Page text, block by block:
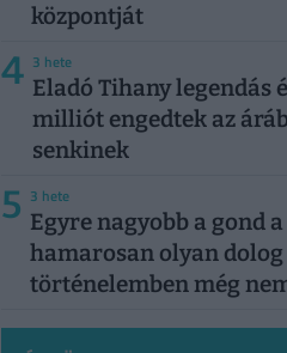
központját
4 3 hete
Eladó Tihany legendás
milliót engedtek az
senkinek
5 3 hete
Egyre nagyobb a gond
hamarosan olyan
történelemben még